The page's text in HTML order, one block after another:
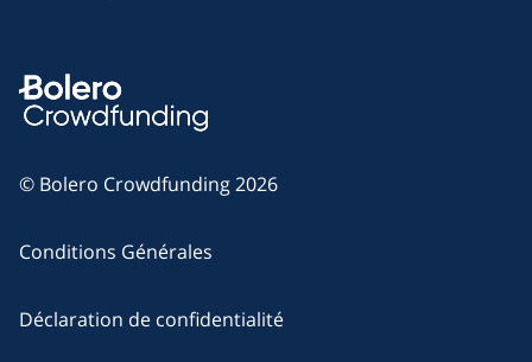
© Bolero Crowdfunding 2026
Conditions Générales
Déclaration de confidentialité